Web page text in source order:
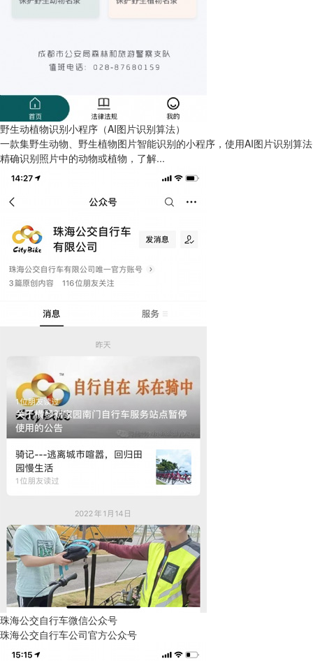
野生动植物识别小程序（AI图片识别算法）
一款集野生动物、野生植物图片智能识别的小程序，使用AI图片识别算法
精确识别照片中的动物或植物，了解...
珠海公交自行车微信公众号
珠海公交自行车公司官方公众号